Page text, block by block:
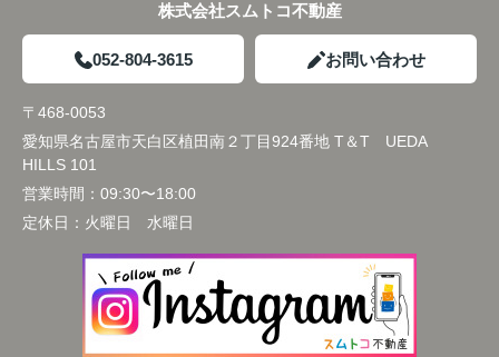
株式会社スムトコ不動産
052-804-3615 お問い合わせ
〒468-0053
愛知県名古屋市天白区植田南２丁目924番地 T＆T UEDA
HILLS 101
営業時間： 09:30〜18:00
定休日： 火曜日 水曜日